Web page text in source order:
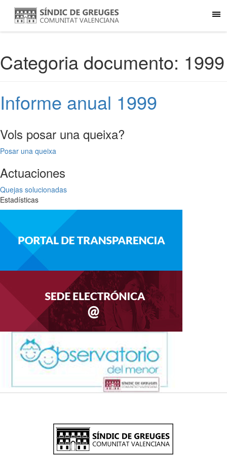
Categoria documento: 1999
Informe anual 1999
Vols posar una queixa?
Posar una queixa
Actuaciones
Quejas solucionadas
Estadísticas